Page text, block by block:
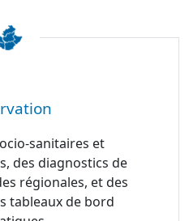
sanitaires et
des diagnostics de
régionales, et des
tableaux de bord